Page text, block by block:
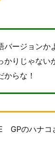
バージョンか
りじゃない
らな！
GPのハナコ